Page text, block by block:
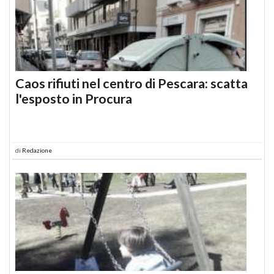
Caos rifiuti nel centro di Pescara: scatta
l'esposto in Procura
di Redazione